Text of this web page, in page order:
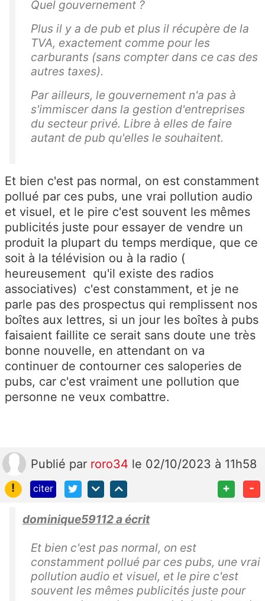
Quel gouvernement ?
Plus il y a de pub et plus il récupère de la
TVA, exactement comme pour les
carburants (sans compter dans ce cas des
autres taxes).
Par ailleurs, le gouvernement n'a pas à
s'immiscer dans la gestion d'entreprises
du secteur privé. Libre à elles de faire
autant de pub qu'elles le souhaitent.
Et bien c'est pas normal, on est constamment
pollué par ces pubs, une vrai pollution audio
et visuel, et le pire c'est souvent les mêmes
publicités juste pour essayer de vendre un
produit la plupart du temps merdique, que ce
soit à la télévision ou à la radio (
heureusement qu'il existe des radios
associatives) c'est constamment, et je ne
parle pas des prospectus qui remplissent nos
boîtes aux lettres, si un jour les boîtes à pubs
faisaient faillite ce serait sans doute une très
bonne nouvelle, en attendant on va
continuer de contourner ces saloperies de
pubs, car c'est vraiment une pollution que
personne ne veux combattre.
Publié par roro34 le 02/10/2023 à 11h58
!
citer + -
dominique59112 a écrit
Et bien c'est pas normal, on est
constamment pollué par ces pubs, une vrai
pollution audio et visuel, et le pire c'est
souvent les mêmes publicités juste pour